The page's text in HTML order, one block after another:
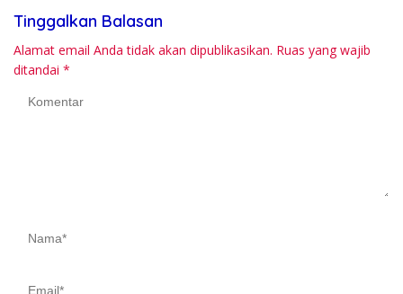
Tinggalkan Balasan
Alamat email Anda tidak akan dipublikasikan. Ruas yang wajib
ditandai *